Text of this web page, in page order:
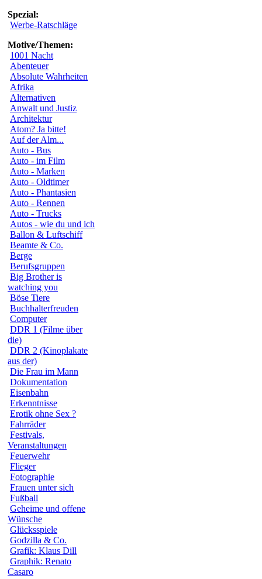
Spezial:
Werbe-Ratschläge
Motive/Themen:
1001 Nacht
Abenteuer
Absolute Wahrheiten
Afrika
Alternativen
Anwalt und Justiz
Architektur
Atom? Ja bitte!
Auf der Alm...
Auto - Bus
Auto - im Film
Auto - Marken
Auto - Oldtimer
Auto - Phantasien
Auto - Rennen
Auto - Trucks
Autos - wie du und ich
Ballon & Luftschiff
Beamte & Co.
Berge
Berufsgruppen
Big Brother is
watching you
Böse Tiere
Buchhalterfreuden
Computer
DDR 1 (Filme über
die)
DDR 2 (Kinoplakate
aus der)
Die Frau im Mann
Dokumentation
Eisenbahn
Erkenntnisse
Erotik ohne Sex ?
Fahrräder
Festivals,
Veranstaltungen
Feuerwehr
Flieger
Fotographie
Frauen unter sich
Fußball
Geheime und offene
Wünsche
Glücksspiele
Godzilla & Co.
Grafik: Klaus Dill
Graphik: Renato
Casaro